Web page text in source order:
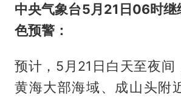
中央气象台5月21日06时继
色预警：
预计，5月21日白天至夜间
黄海大部海域、成山头附